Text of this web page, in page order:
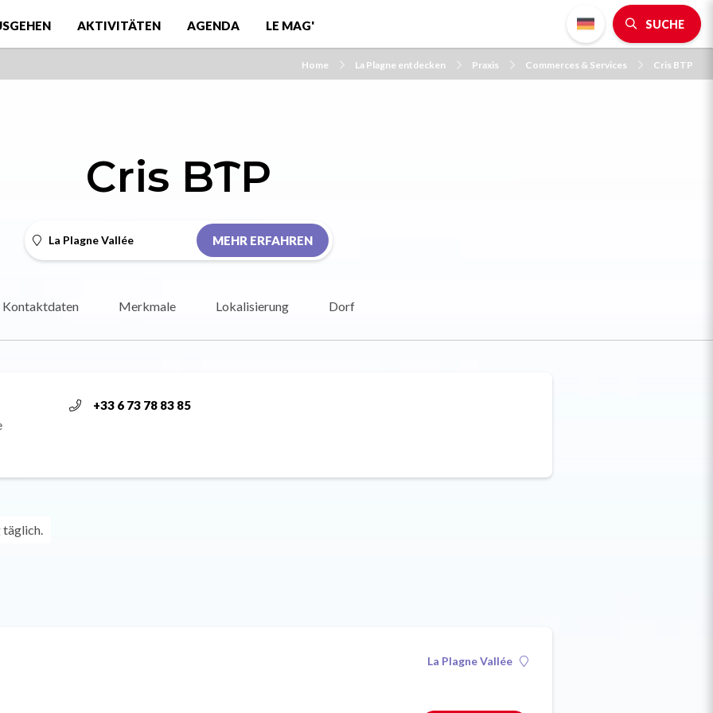
AKTIVITÄTEN AGENDA LE MAG' SUCHE
Home La Plagne entdecken Praxis Commerces & Services Cris BTP
Cris BTP
La Plagne Vallée MEHR ERFAHREN
Kontaktdaten Merkmale Lokalisierung Dorf
+33 6 73 78 83 85
täglich.
La Plagne Vallée